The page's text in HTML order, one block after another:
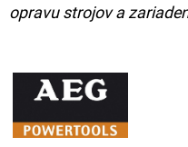
opravu strojov a